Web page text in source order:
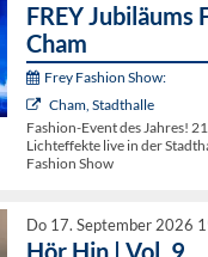
FREY Jubiläums
Cham
Frey Fashion Show:
Cham, Stadthalle
Fashion-Event des Jahres!
Lichteffekte live in der
Fashion Show
Do 17. September 2026